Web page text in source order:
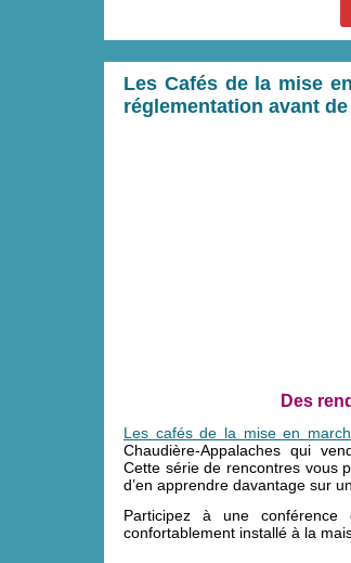
Les Cafés de la mise
réglementation avant
Des
Les cafés de la mise en
Chaudière-Appalaches qui
Cette série de rencontres vous
d’en apprendre davantage sur
Participez à une
confortablement installé à la